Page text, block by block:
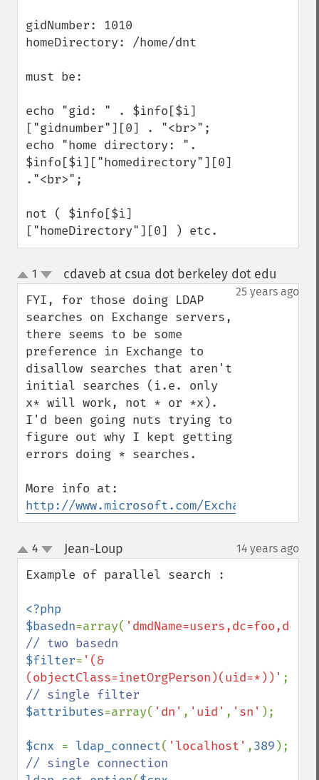
gidNumber: 1010
homeDirectory: /home/dnt
must be:
echo "gid: " . $info[$i]
["gidnumber"][0] . "<br>";
echo "home directory: ".
$info[$i]["homedirectory"][0]
."<br>";
not ( $info[$i]
["homeDirectory"][0] ) etc.
up
down
1 cdaveb at csua dot berkeley dot edu
25 years ago
FYI, for those doing LDAP
searches on Exchange servers,
there seems to be some
preference in Exchange to
disallow searches that aren't
initial searches (i.e. only
x* will work, not * or *x).
I'd been going nuts trying to
figure out why I kept getting
errors doing * searches.
http://www.microsoft.com/Exchange/en/55/
up
down
4 Jean-Loup 14 years ago
Example of parallel search :
<?php
$basedn=array(
$filter= '(&
(objectClass=inetOrgPerson)(uid=*))'
$attributes=array( 'dn' , 'uid' , 'sn' );
$cnx = ldap_connect( 'localhost' ,389